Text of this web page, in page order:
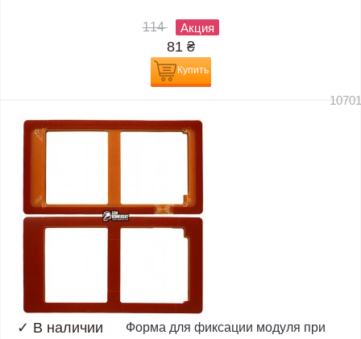
114 Акция
81 ₴
Купить
✓ В наличии
Форма для фиксации модуля при